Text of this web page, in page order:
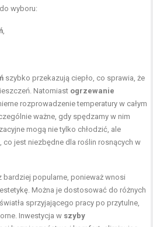
wyboru:
,
szybko przekazują ciepło, co sprawia, że
Natomiast ogrzewanie
rozprowadzenie temperatury w całym
ważne, gdy spędzamy w nim
mogą nie tylko chłodzić, ale
jest niezbędne dla roślin rosnących w
bardziej popularne, ponieważ wnosi
Można je dostosować do różnych
sprzyjającego pracy po przytulne,
Inwestycja w szyby